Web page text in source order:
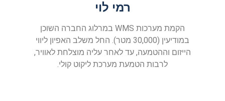
רמי לוי
הקמת מערכות WMS במרלוג החברה השוכן
במודיעין (30,000 מטר). החל משלב האפיון ליווי
הייזום וההטמעה, עד לאחר עליה מוצלחת לאוויר,
לרבות הטמעת מערכת ליקוט קולי.